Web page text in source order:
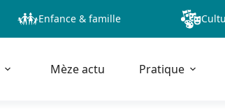
Enfance & famille
Mèze actu Pratique